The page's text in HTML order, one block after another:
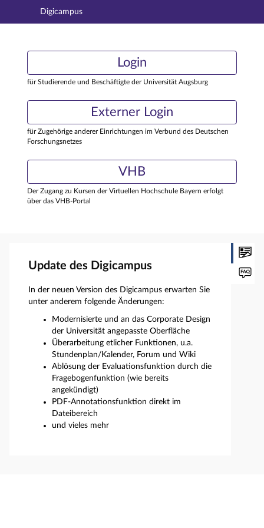
Hauptnavigation
Externer Login
Digicampus
Login
für Studierende und Beschäftigte der Universität Augsburg
Externer Login
für Zugehörige anderer Einrichtungen im Verbund des Deutschen
Forschungsnetzes
VHB
Der Zugang zu Kursen der Virtuellen Hochschule Bayern erfolgt
über das VHB-Portal
Update des Digicampus
In der neuen Version des Digicampus erwarten Sie
unter anderem folgende Änderungen:
Modernisierte und an das Corporate Design
der Universität angepasste Oberfläche
Überarbeitung etlicher Funktionen, u.a.
Stundenplan/Kalender, Forum und Wiki
Ablösung der Evaluationsfunktion durch die
Fragebogenfunktion (wie bereits
angekündigt)
PDF-Annotationsfunktion direkt im
Dateibereich
und vieles mehr